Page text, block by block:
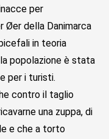
per
Øer della Danimarca
in teoria
popolazione è stata
per i turisti.
contro il taglio
una zuppa, di
e che a torto